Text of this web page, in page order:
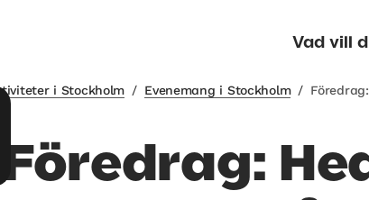
Vad vill
i Stockholm / Evenemang i Stockholm /
Föredrag: